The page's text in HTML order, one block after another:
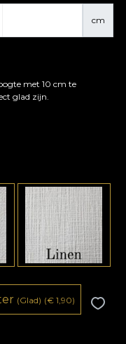
cm
met 10 cm te
glad zijn.
(Glad) (€ 1,90)